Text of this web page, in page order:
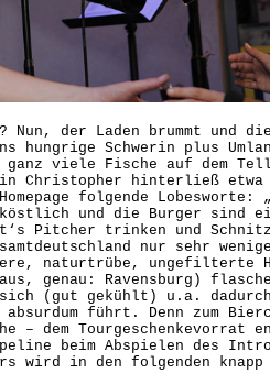
Nun, der Laden brummt und
hungrige Schwerin plus
viele Fische auf dem
Christopher hinterließ etwa
folgende
und die Burger sind
Pitcher trinken und
nur sehr
naturtrübe, ungefilterte
genau: Ravensburg)
(gut gekühlt) u.a. dadurch
führt. Denn zum
– dem Tourgeschenkevorrat
beim Abspielen des
wird in den folgenden